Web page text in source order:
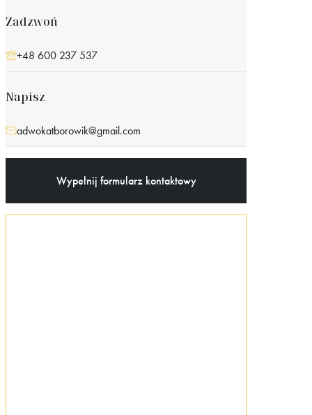
Zadzwoń
+48 600 237 537
Napisz
adwokatborowik@gmail.com
Wypełnij formularz kontaktowy